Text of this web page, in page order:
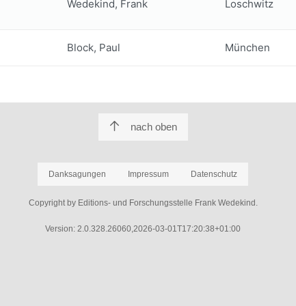
Wedekind, Frank Loschwitz
Block, Paul München
nach oben
Danksagungen Impressum Datenschutz
Copyright by Editions- und Forschungsstelle Frank Wedekind.
Version: 2.0.328.26060,2026-03-01T17:20:38+01:00